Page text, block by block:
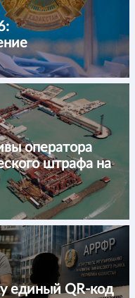
оператора
штрафа на
единый QR-код